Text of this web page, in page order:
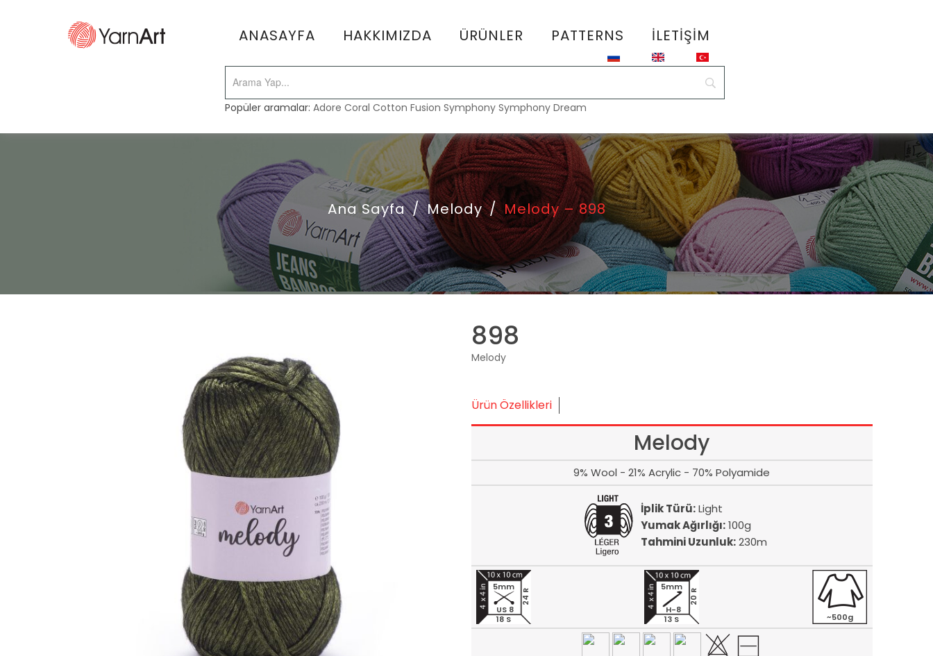
ANASAYFA HAKKIMIZDA ÜRÜNLER PATTERNS İLETIŞIM
Popüler aramalar:Adore Coral Cotton Fusion Symphony Symphony Dream
Ana Sayfa / Melody / Melody – 898
898
Melody
Ürün Özellikleri
Melody
9% Wool - 21% Acrylic - 70% Polyamide
İplik Türü:Light
Yumak Ağırlığı:100g
Tahmini Uzunluk:230m
18 S
24 R
5mm
US 8
13 S
20 R
5mm
H-8
~500g